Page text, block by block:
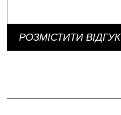
РОЗМІСТИТИ ВІДГУК